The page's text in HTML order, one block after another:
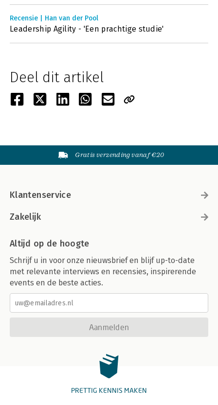
Recensie | Han van der Pool
Leadership Agility - 'Een prachtige studie'
Deel dit artikel
Gratis verzending vanaf €20
Klantenservice
Zakelijk
Altijd op de hoogte
Schrijf u in voor onze nieuwsbrief en blijf up-to-date
met relevante interviews en recensies, inspirerende
events en de beste acties.
Aanmelden
PRETTIG KENNIS MAKEN